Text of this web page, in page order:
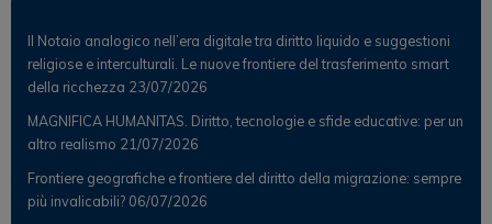
Il Notaio analogico nell’era digitale tra diritto liquido e suggestioni
religiose e interculturali. Le nuove frontiere del trasferimento smart
della ricchezza 23/07/2026
MAGNIFICA HUMANITAS. Diritto, tecnologie e sfide educative: per un
altro realismo 21/07/2026
Frontiere geografiche e frontiere del diritto della migrazione: sempre
più invalicabili? 06/07/2026